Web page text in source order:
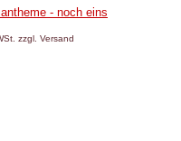
- noch eins
zzgl. Versand